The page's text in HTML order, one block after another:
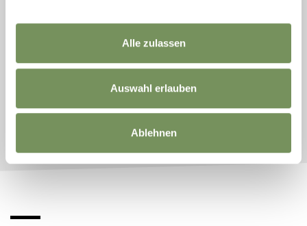
Alle zulassen
Auswahl erlauben
Ablehnen
ESCURSIONI, ITINERARI A TEMA
ESCURSIONE SUL SENTIERO DEL VINO
Piacevole passeggiata circolare sulle orme dei viticoltori a Tirolo.